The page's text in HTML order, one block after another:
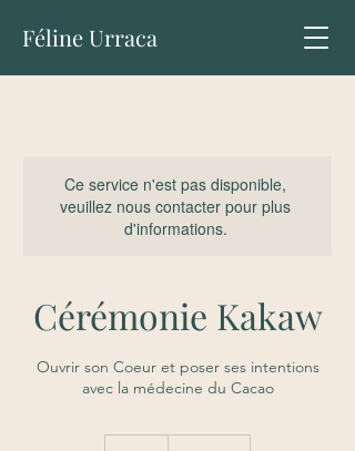
Féline Urraca
Ce service n'est pas disponible,
veuillez nous contacter pour plus
d'informations.
Cérémonie Kakaw
Ouvrir son Coeur et poser ses intentions
avec la médecine du Cacao